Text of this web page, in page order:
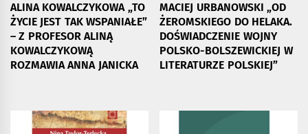
ALINA KOWALCZYKOWA „TO
ŻYCIE JEST TAK WSPANIAŁE”
– Z PROFESOR ALINĄ
KOWALCZYKOWĄ
ROZMAWIA ANNA JANICKA
MACIEJ URBANOWSKI „OD
ŻEROMSKIEGO DO HELAKA.
DOŚWIADCZENIE WOJNY
POLSKO-BOLSZEWICKIEJ W
LITERATURZE POLSKIEJ”